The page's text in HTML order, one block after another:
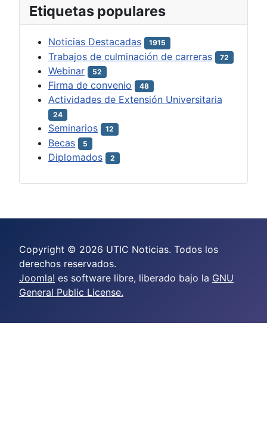
Etiquetas populares
Noticias Destacadas 1915
Trabajos de culminación de carreras 72
Webinar 52
Firma de convenio 48
Actividades de Extensión Universitaria
24
Seminarios 12
Becas 5
Diplomados 2
Copyright © 2026 UTIC Noticias. Todos los
derechos reservados.
Joomla! es software libre, liberado bajo la GNU
General Public License.